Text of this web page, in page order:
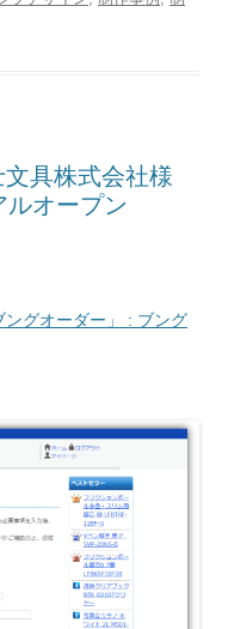
文具株式会社様
ルオープン
グオーダー」 : ブング